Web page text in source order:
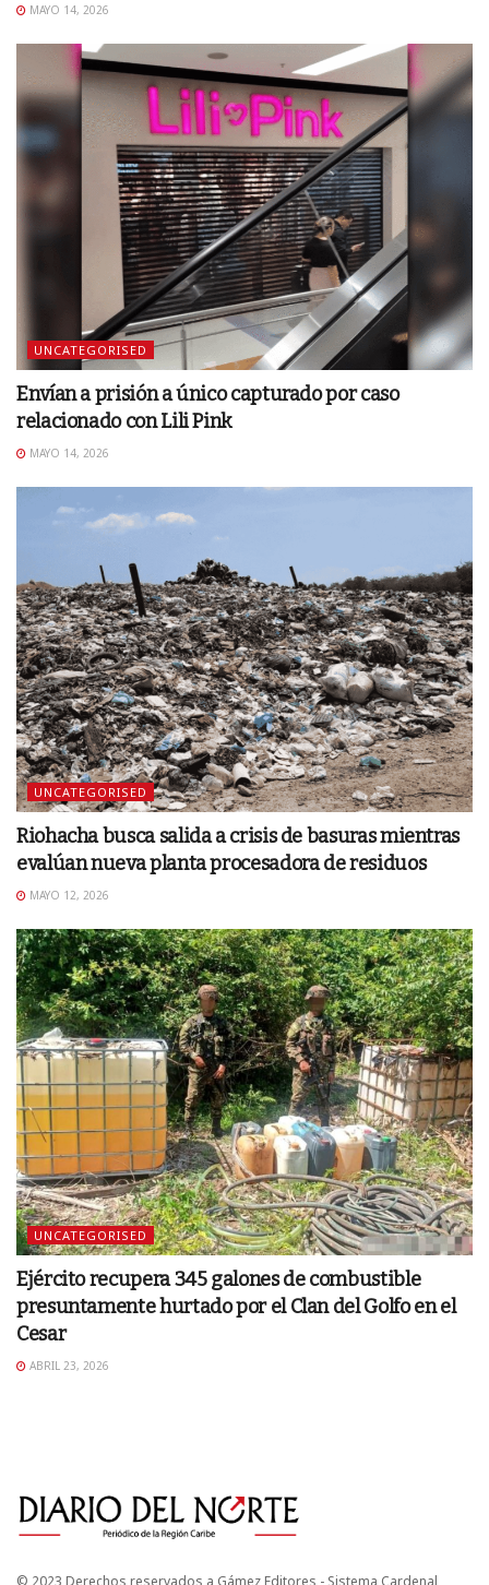
MAYO 14, 2026
UNCATEGORISED
Envían a prisión a único capturado por caso
relacionado con Lili Pink
MAYO 14, 2026
UNCATEGORISED
Riohacha busca salida a crisis de basuras mientras
evalúan nueva planta procesadora de residuos
MAYO 12, 2026
UNCATEGORISED
Ejército recupera 345 galones de combustible
presuntamente hurtado por el Clan del Golfo en el
Cesar
ABRIL 23, 2026
© 2023 Derechos reservados a Gámez Editores - Sistema Cardenal